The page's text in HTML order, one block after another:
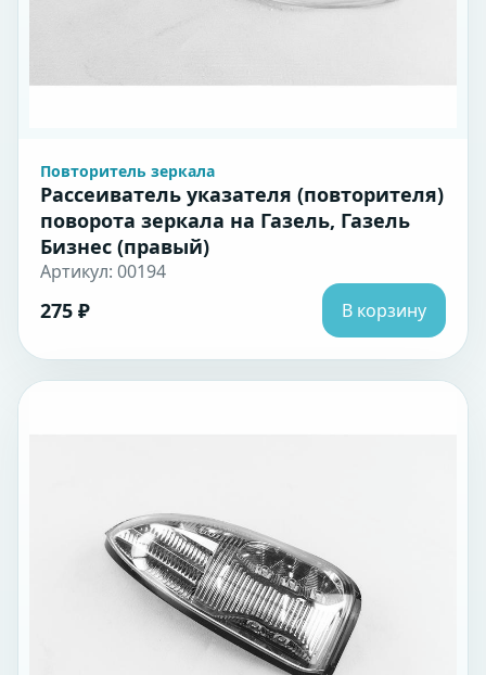
Повторитель зеркала
Рассеиватель указателя (повторителя)
поворота зеркала на Газель, Газель
Бизнес (правый)
Артикул: 00194
275 ₽ В корзину